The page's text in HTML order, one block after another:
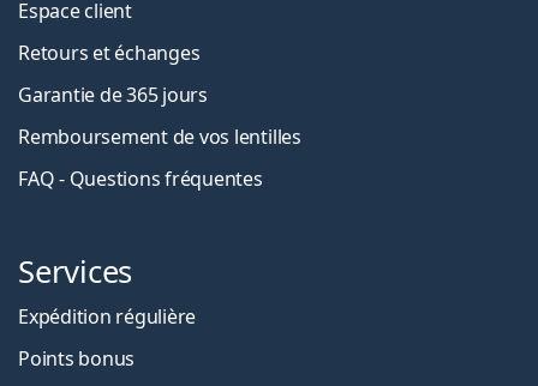
Espace client
Retours et échanges
Garantie de 365 jours
Remboursement de vos lentilles
FAQ - Questions fréquentes
Services
Expédition régulière
Points bonus